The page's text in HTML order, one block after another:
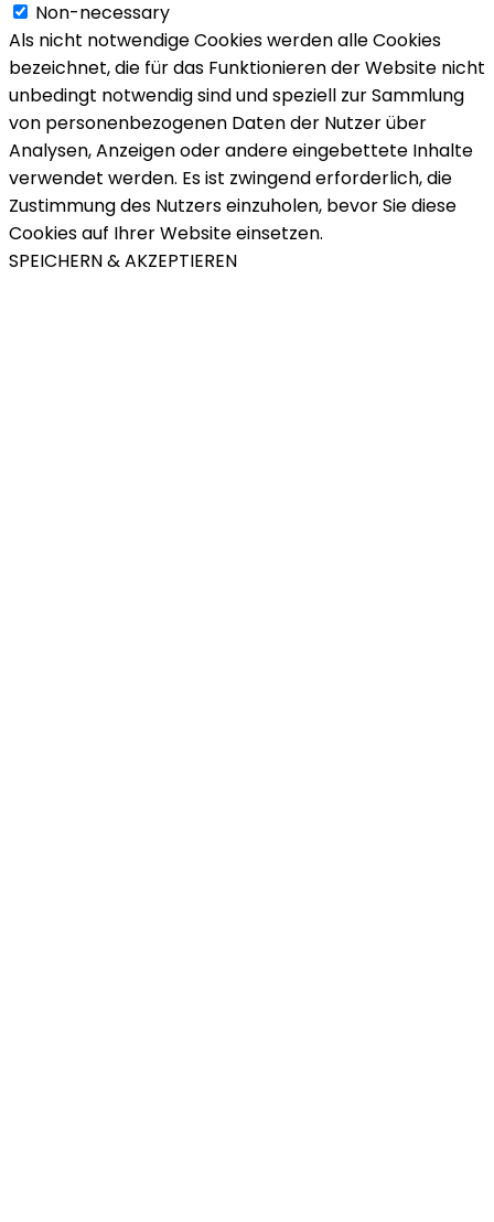
Non-necessary
Als nicht notwendige Cookies werden alle Cookies
bezeichnet, die für das Funktionieren der Website nicht
unbedingt notwendig sind und speziell zur Sammlung
von personenbezogenen Daten der Nutzer über
Analysen, Anzeigen oder andere eingebettete Inhalte
verwendet werden. Es ist zwingend erforderlich, die
Zustimmung des Nutzers einzuholen, bevor Sie diese
Cookies auf Ihrer Website einsetzen.
SPEICHERN & AKZEPTIEREN